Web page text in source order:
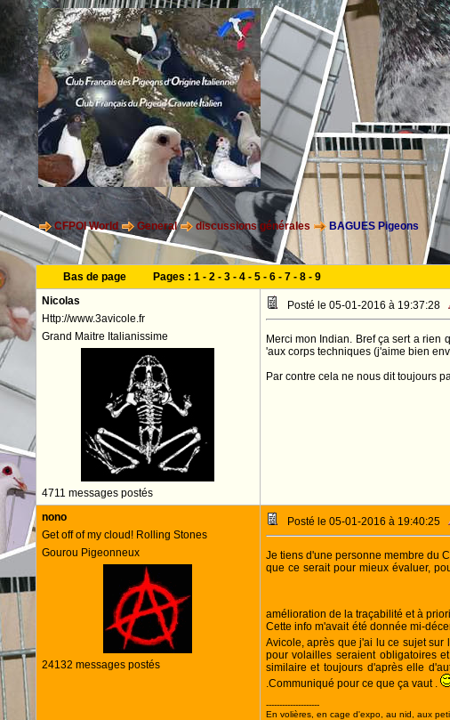
CFPOI World General discussions générales BAGUES Pigeons
Bas de page Pages : 1- 2- 3- 4- 5- 6- 7- 8- 9
Nicolas
Http://www.3avicole.fr
Grand Maitre Italianissime
4711 messages postés
Posté le 05-01-2016 à 19:37:28
Merci mon Indian. Bref ça sert a
'aux corps techniques (j'aime bien
Par contre cela ne nous dit toujours
nono
Get off of my cloud! Rolling Stones
Gourou Pigeonneux
24132 messages postés
Posté le 05-01-2016 à 19:40:25
Je tiens d'une personne membre du
que ce serait pour mieux évaluer,
amélioration de la traçabilité et à
Cette info m'avait été donnée mi-
Avicole, après que j'ai lu ce sujet sur
pour volailles seraient obligatoires
similaire et toujours d'après elle
.Communiqué pour ce que ça vaut .
--------------------
En volières, en cage d'expo, au nid, aux